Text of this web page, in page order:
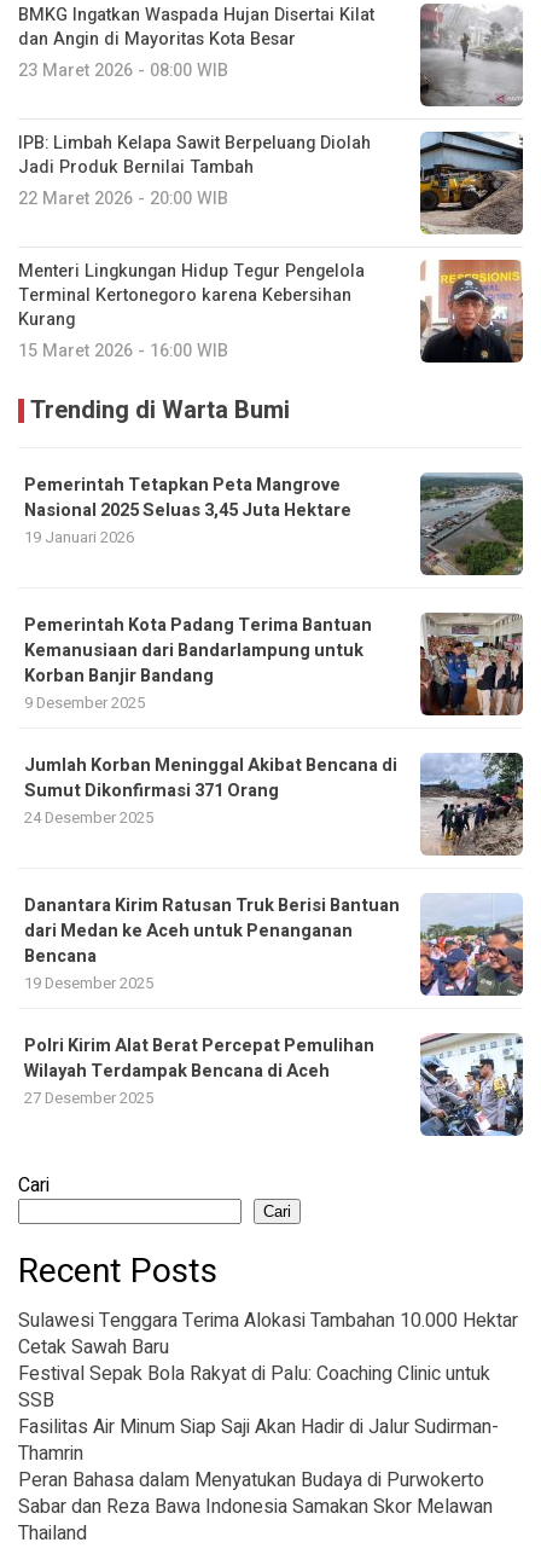
BMKG Ingatkan Waspada Hujan Disertai Kilat
dan Angin di Mayoritas Kota Besar
23 Maret 2026 - 08:00 WIB
IPB: Limbah Kelapa Sawit Berpeluang Diolah
Jadi Produk Bernilai Tambah
22 Maret 2026 - 20:00 WIB
Menteri Lingkungan Hidup Tegur Pengelola
Terminal Kertonegoro karena Kebersihan
Kurang
15 Maret 2026 - 16:00 WIB
Trending di Warta Bumi
Pemerintah Tetapkan Peta Mangrove
Nasional 2025 Seluas 3,45 Juta Hektare
19 Januari 2026
Pemerintah Kota Padang Terima Bantuan
Kemanusiaan dari Bandarlampung untuk
Korban Banjir Bandang
9 Desember 2025
Jumlah Korban Meninggal Akibat Bencana di
Sumut Dikonfirmasi 371 Orang
24 Desember 2025
Danantara Kirim Ratusan Truk Berisi Bantuan
dari Medan ke Aceh untuk Penanganan
Bencana
19 Desember 2025
Polri Kirim Alat Berat Percepat Pemulihan
Wilayah Terdampak Bencana di Aceh
27 Desember 2025
Cari
Cari
Recent Posts
Sulawesi Tenggara Terima Alokasi Tambahan 10.000 Hektar
Cetak Sawah Baru
Festival Sepak Bola Rakyat di Palu: Coaching Clinic untuk
SSB
Fasilitas Air Minum Siap Saji Akan Hadir di Jalur Sudirman-
Thamrin
Peran Bahasa dalam Menyatukan Budaya di Purwokerto
Sabar dan Reza Bawa Indonesia Samakan Skor Melawan
Thailand